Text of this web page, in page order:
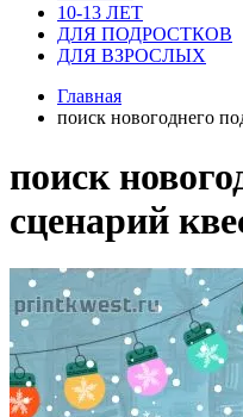
10-13 ЛЕТ
ДЛЯ ПОДРОСТКОВ
ДЛЯ ВЗРОСЛЫХ
Главная
поиск новогоднего
поиск
сценарий